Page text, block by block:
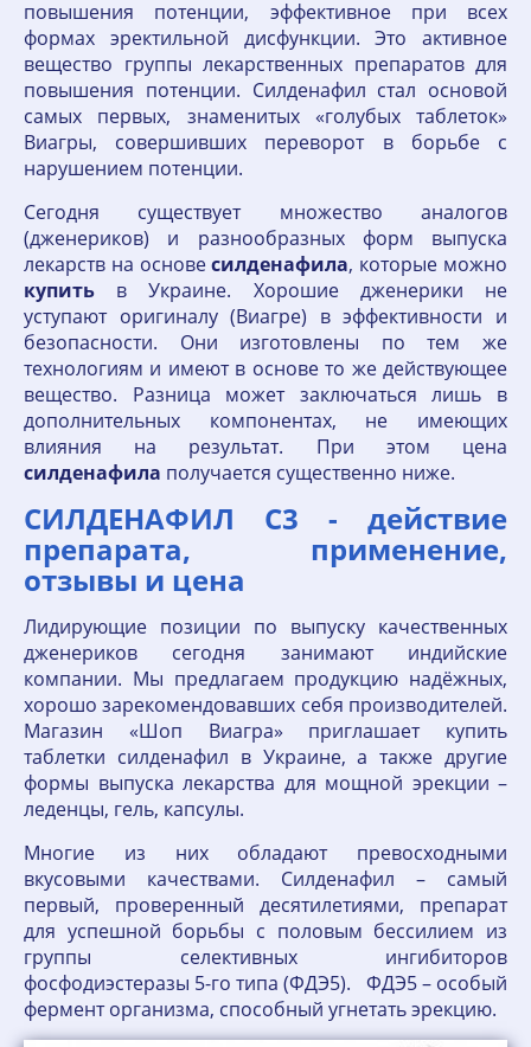
повышения потенции, эффективное при всех
формах эректильной дисфункции. Это активное
вещество группы лекарственных препаратов для
повышения потенции. Силденафил стал основой
самых первых, знаменитых «голубых таблеток»
Виагры, совершивших переворот в борьбе с
нарушением потенции.
Сегодня существует множество аналогов
(дженериков) и разнообразных форм выпуска
лекарств на основесилденафила, которые можно
купить в Украине. Хорошие дженерики не
уступают оригиналу (Виагре) в эффективности и
безопасности. Они изготовлены по тем же
технологиям и имеют в основе то же действующее
вещество. Разница может заключаться лишь в
дополнительных компонентах, не имеющих
влияния на результат. При этом цена
силденафила получается существенно ниже.
СИЛДЕНАФИЛ С3 - действие
препарата, применение,
отзывы и цена
Лидирующие позиции по выпуску качественных
дженериков сегодня занимают индийские
компании. Мы предлагаем продукцию надёжных,
хорошо зарекомендовавших себя производителей.
Магазин «Шоп Виагра» приглашает купить
таблетки силденафил в Украине, а также другие
формы выпуска лекарства для мощной эрекции –
леденцы, гель, капсулы.
Многие из них обладают превосходными
вкусовыми качествами. Силденафил – самый
первый, проверенный десятилетиями, препарат
для успешной борьбы с половым бессилием из
группы селективных ингибиторов
фосфодиэстеразы 5-го типа (ФДЭ5). ФДЭ5 – особый
фермент организма, способный угнетать эрекцию.